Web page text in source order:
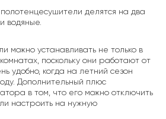
делятся на два
водяные.
можно устанавливать не только в
поскольку они работают от
удобно, когда на летний сезон
Дополнительный плюс
в том, что его можно отключить
настроить на нужную